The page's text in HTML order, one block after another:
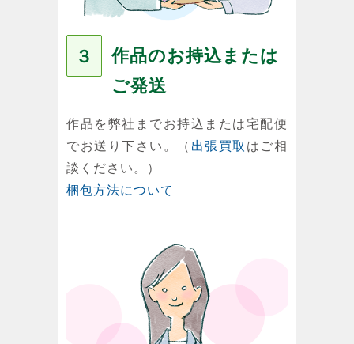
３
作品のお持込または
ご発送
作品を弊社までお持込または宅配便
でお送り下さい。（ 出張買取 はご相
談ください。）
梱包方法について